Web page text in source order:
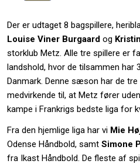
Der er udtaget 8 bagspillere,
Louise Viner Burgaard og
storklub Metz. Alle tre spillere er
landshold, hvor de tilsammen har
Danmark. Denne sæson har de
medvirkende til, at Metz fører
kampe i Frankrigs bedste liga for
Fra den hjemlige liga har vi Mie
Odense Håndbold, samt Simone
fra Ikast Håndbold. De fleste af